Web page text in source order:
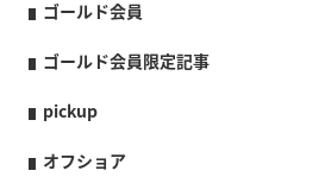
ゴールド会員
ゴールド会員限定記事
pickup
オフショア